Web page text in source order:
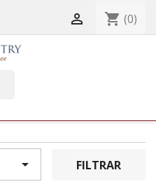
 shopping_cart (0)
 FILTRAR